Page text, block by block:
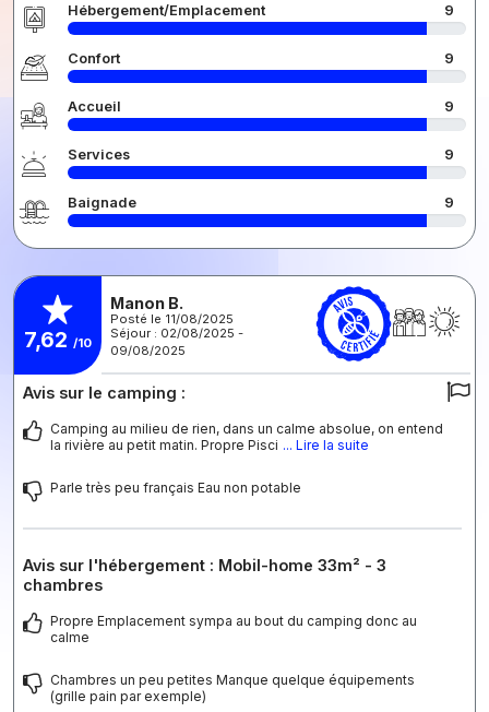
Hébergement/Emplacement 9
Confort 9
Accueil 9
Services 9
Baignade 9
7,62 /10
Manon B.
Posté le 11/08/2025
Séjour : 02/08/2025 -
09/08/2025
Avis sur le camping :
Camping au milieu de rien, dans un calme absolue, on entend
la rivière au petit matin. Propre Pisci ... Lire la suite
Parle très peu français Eau non potable
Avis sur l'hébergement : Mobil-home 33m² - 3
chambres
Propre Emplacement sympa au bout du camping donc au
calme
Chambres un peu petites Manque quelque équipements
(grille pain par exemple)